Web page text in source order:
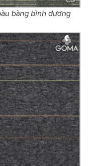
bàng bình dương